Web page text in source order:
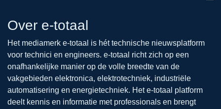
Over e-totaal
Het mediamerk e-totaal is hét technische nieuwsplatform
voor technici en engineers. e-totaal richt zich op een
onafhankelijke manier op de volle breedte van de
vakgebieden elektronica, elektrotechniek, industriële
automatisering en energietechniek. Het e-totaal platform
deelt kennis en informatie met professionals en brengt